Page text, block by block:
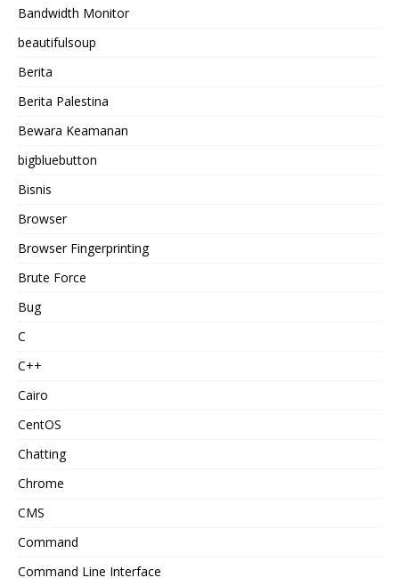
Bandwidth Monitor
beautifulsoup
Berita
Berita Palestina
Bewara Keamanan
bigbluebutton
Bisnis
Browser
Browser Fingerprinting
Brute Force
Bug
C
C++
Cairo
CentOS
Chatting
Chrome
CMS
Command
Command Line Interface